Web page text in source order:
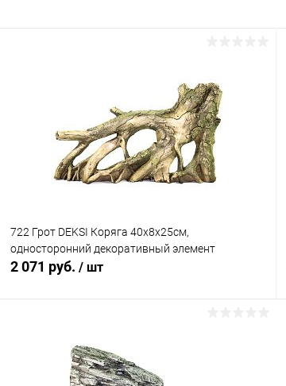
722 Грот DEKSI Коряга 40х8х25см,
односторонний декоративный элемент
2 071 руб. / шт
Купить в 1 клик